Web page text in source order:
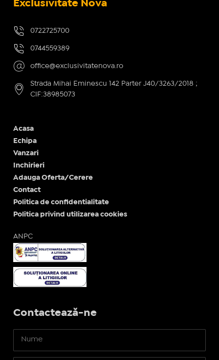
Exclusivitate Nova
0722725700
0744559389
office@exclusivitatenova.ro
Strada Mihai Eminescu 142 Parter J40/3263/2018 ;
CIF:38985073
Acasa
Echipa
Vanzari
Inchirieri
Adauga Oferta/Cerere
Contact
Politica de confidentialitate
Politica privind utilizarea cookies
ANPC
Contactează-ne